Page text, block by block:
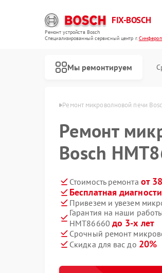
FIX-BOSCH
Ремонт устройств Bosch
Специализированный cервисный центр г.
Мы ремонтируем
в Симферополе Ремонт микроволновой печи
Ремонт
Bosch
Стоимость ремонта от
Бесплатная
Привезем и увезем
Гарантия на наши
HMT86660 до 3-х лет
Срочный ремонт
Скидка для вас до 20%